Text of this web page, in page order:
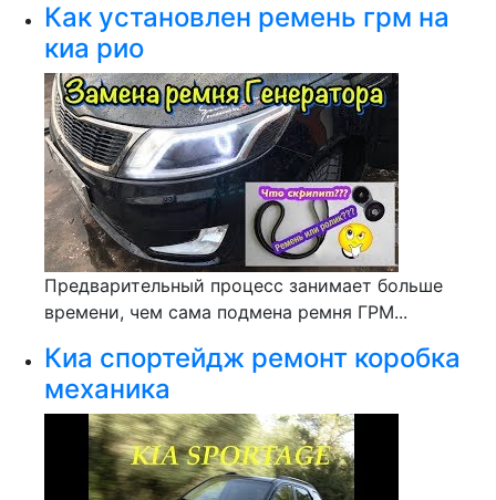
Как установлен ремень грм на
киа рио
Предварительный процесс занимает больше
времени, чем сама подмена ремня ГРМ...
Киа спортейдж ремонт коробка
механика